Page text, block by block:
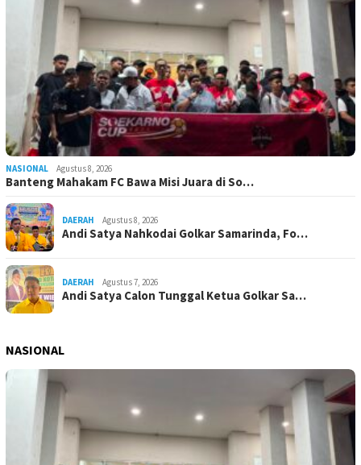
NASIONAL Agustus 8, 2026
Banteng Mahakam FC Bawa Misi Juara di So…
DAERAH Agustus 8, 2026
Andi Satya Nahkodai Golkar Samarinda, Fo…
DAERAH Agustus 7, 2026
Andi Satya Calon Tunggal Ketua Golkar Sa…
NASIONAL